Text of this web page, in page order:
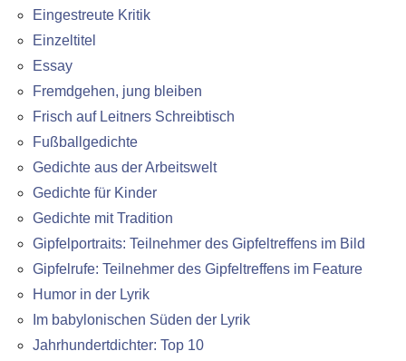
Eingestreute Kritik
Einzeltitel
Essay
Fremdgehen, jung bleiben
Frisch auf Leitners Schreibtisch
Fußballgedichte
Gedichte aus der Arbeitswelt
Gedichte für Kinder
Gedichte mit Tradition
Gipfelportraits: Teilnehmer des Gipfeltreffens im Bild
Gipfelrufe: Teilnehmer des Gipfeltreffens im Feature
Humor in der Lyrik
Im babylonischen Süden der Lyrik
Jahrhundertdichter: Top 10